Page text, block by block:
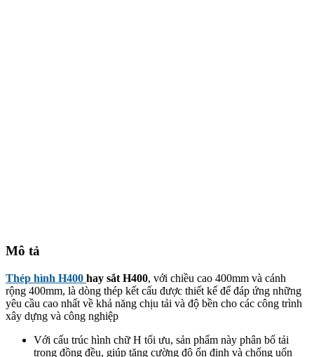
Mô tả
Thép hình H400 hay sắt H400, với chiều cao 400mm và cánh
rộng 400mm, là dòng thép kết cấu được thiết kế để đáp ứng những
yêu cầu cao nhất về khả năng chịu tải và độ bền cho các công trình
xây dựng và công nghiệp
Với cấu trúc hình chữ H tối ưu, sản phẩm này phân bố tải
trọng đồng đều, giúp tăng cường độ ổn định và chống uốn